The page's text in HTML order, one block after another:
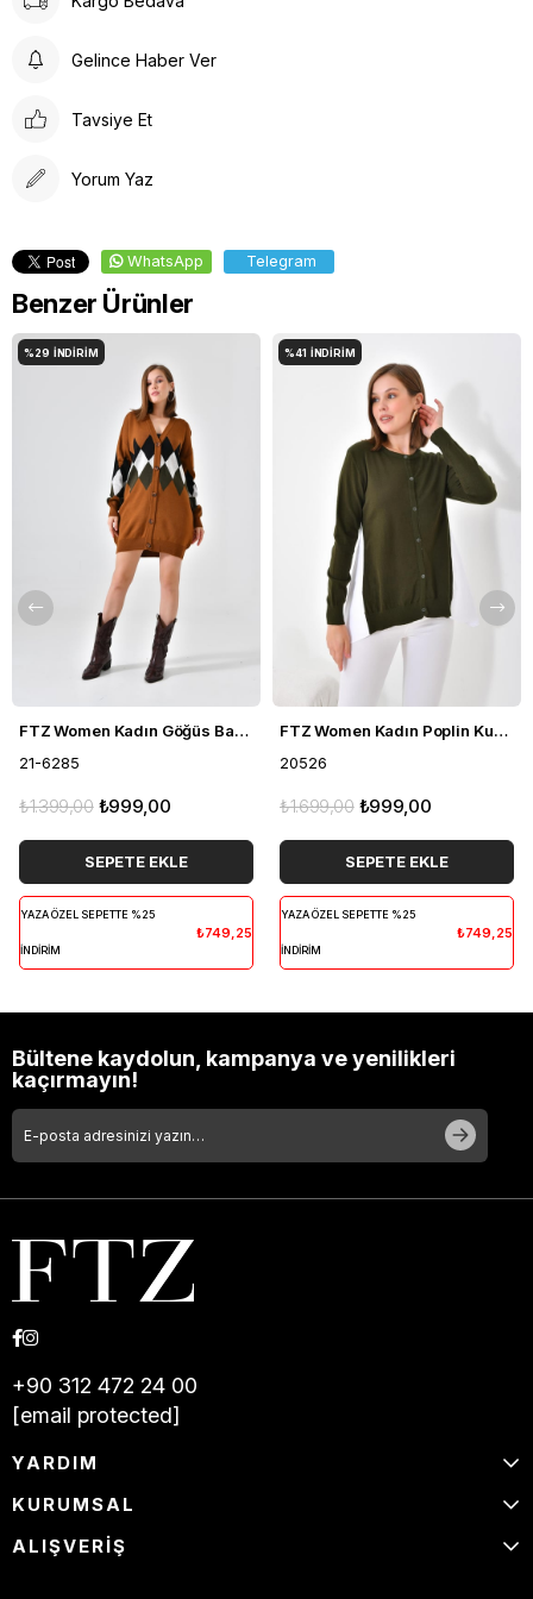
Gelince Haber Ver
Tavsiye Et
Yorum Yaz
WhatsApp Telegram
Benzer Ürünler
FTZ Women Kadın Göğüs Baklava Desen Hırka Taba 21-6285
21-6285
₺999,00
₺1.399,00
SEPETE EKLE
YAZA ÖZEL SEPETTE %25
İNDİRİM
₺749,25
%29 İNDIRIM
FTZ Women Kadın Poplin Kumaş Detaylı Hırka Haki 20526
20526
₺999,00
₺1.699,00
SEPETE EKLE
YAZA ÖZEL SEPETTE %25
İNDİRİM
₺749,25
%41 İNDIRIM
Bültene kaydolun, kampanya ve yenilikleri
kaçırmayın!
+90 312 472 24 00
[email protected]
YARDIM
KURUMSAL
ALIŞVERİŞ